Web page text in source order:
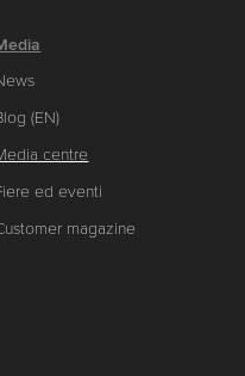
(EN)
centre
ed eventi
magazine